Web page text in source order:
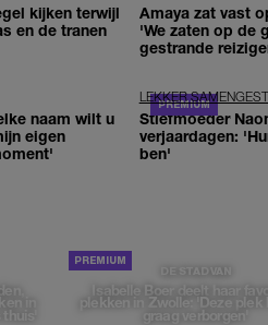
kijken terwijl
en de tranen
Amaya zat vast
'We zaten op de
gestrande
naam wilt u
eigen
LEKKER
Stiefmoeder
verjaardagen:
ben'
in
DE STAD VAN
Isabelle Boer deelt haar
plekken in Zwolle: 'Deze plek
graag verborgen'